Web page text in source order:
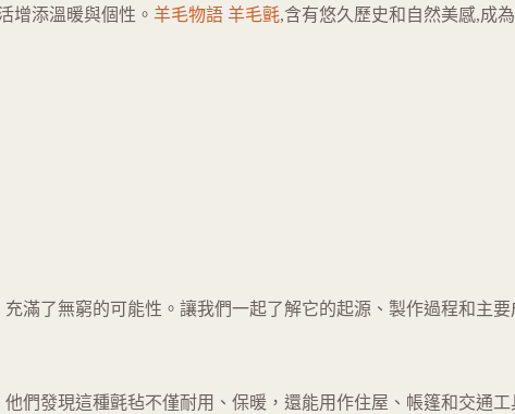
增添溫暖與個性。 羊毛物語 羊毛氈,含有悠久歷史和自然美感,成
滿了無窮的可能性。讓我們一起了解它的起源、製作過程和主要
們發現這種氈毡不僅耐用、保暖，還能用作住屋、帳篷和交通工